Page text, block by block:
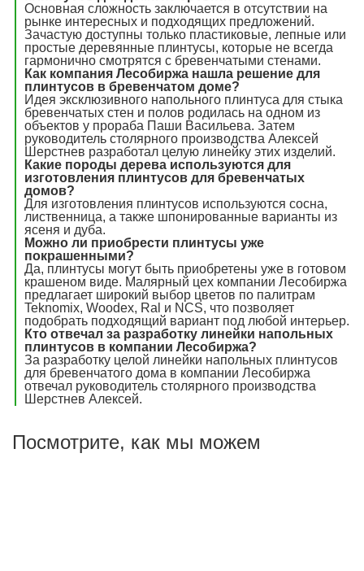
Основная сложность заключается в отсутствии на
рынке интересных и подходящих предложений.
Зачастую доступны только пластиковые, лепные или
простые деревянные плинтусы, которые не всегда
гармонично смотрятся с бревенчатыми стенами.
Как компания Лесобиржа нашла решение для
плинтусов в бревенчатом доме?
Идея эксклюзивного напольного плинтуса для стыка
бревенчатых стен и полов родилась на одном из
объектов у прораба Паши Васильева. Затем
руководитель столярного производства Алексей
Шерстнев разработал целую линейку этих изделий.
Какие породы дерева используются для
изготовления плинтусов для бревенчатых
домов?
Для изготовления плинтусов используются сосна,
лиственница, а также шпонированные варианты из
ясеня и дуба.
Можно ли приобрести плинтусы уже
покрашенными?
Да, плинтусы могут быть приобретены уже в готовом
крашеном виде. Малярный цех компании Лесобиржа
предлагает широкий выбор цветов по палитрам
Teknomix, Woodex, Ral и NCS, что позволяет
подобрать подходящий вариант под любой интерьер.
Кто отвечал за разработку линейки напольных
плинтусов в компании Лесобиржа?
За разработку целой линейки напольных плинтусов
для бревенчатого дома в компании Лесобиржа
отвечал руководитель столярного производства
Шерстнев Алексей.
Посмотрите, как мы можем